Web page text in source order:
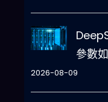
參數
2026-08-09